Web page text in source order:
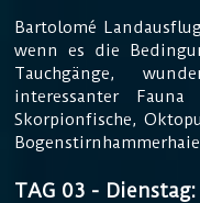
Bartolomé
wenn es die
Tauchgänge,
interessanter Fauna
Skorpionfische,
TAG 03 -